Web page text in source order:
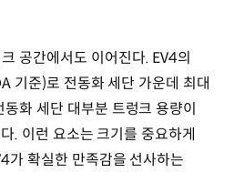
공간에서도 이어진다. EV4의
기준)로 전동화 세단 가운데 최대
화 세단 대부분 트렁크 용량이
. 이런 요소는 크기를 중요하게
가 확실한 만족감을 선사하는